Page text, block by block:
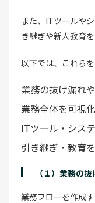
また、ITツールや
き継ぎや新人教育
以下では、これら
業務の抜け漏れ
業務全体を可視
ITツール・シス
引き継ぎ・教育
（１）業務の
業務フローを作成す